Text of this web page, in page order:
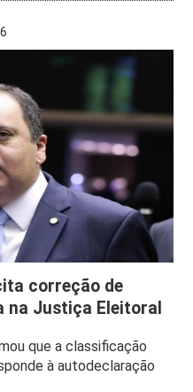
correção de
na Justiça Eleitoral
que a classificação
à autodeclaração